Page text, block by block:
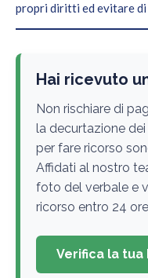
propri diritti ed evitare di
Hai ricevuto
Non rischiare di
la decurtazione
per fare ricorso
Affidati al nostro
foto del verbale e
ricorso entro 24
Verifica la tua